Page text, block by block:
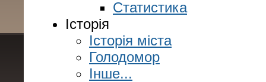
Статистика
Історія
Історія міста
Голодомор
Інше...